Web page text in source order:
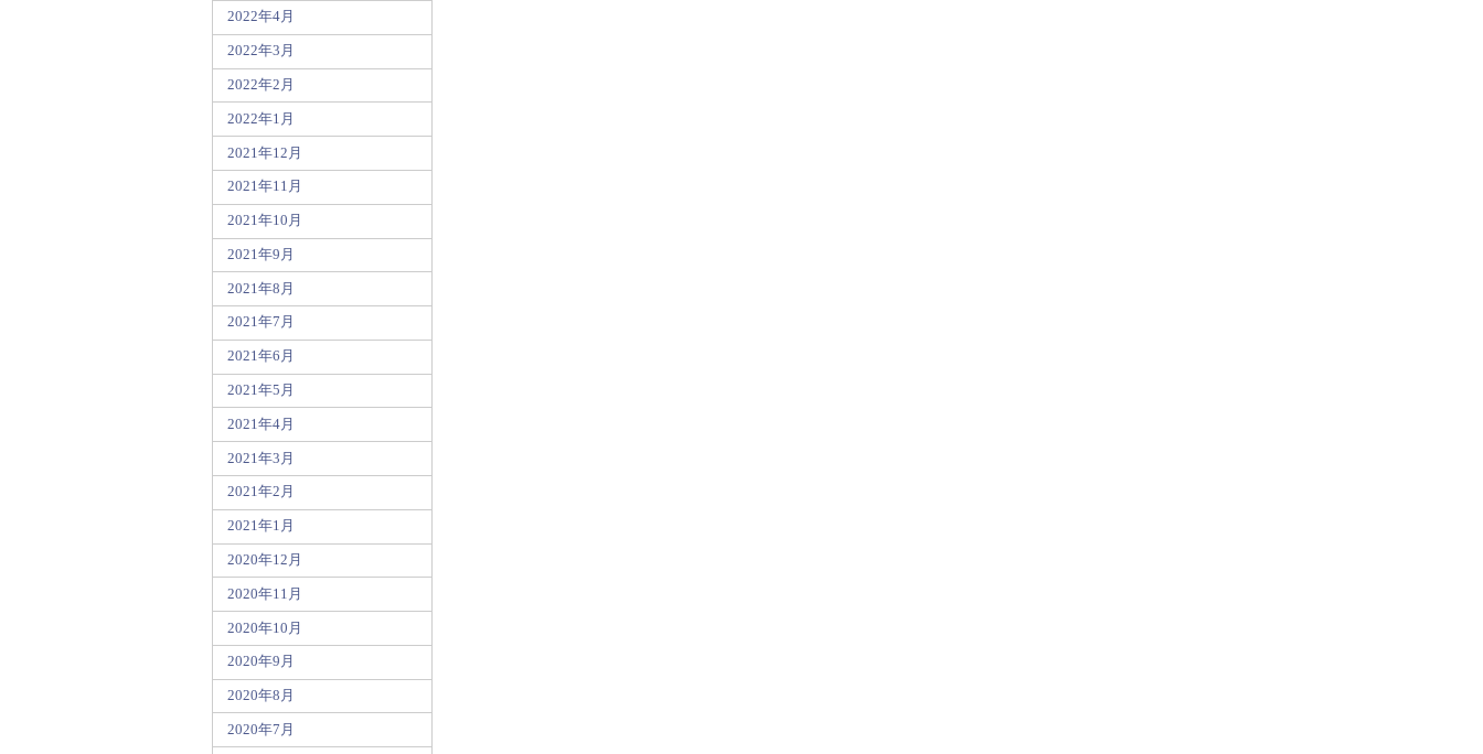
2022年4月
2022年3月
2022年2月
2022年1月
2021年12月
2021年11月
2021年10月
2021年9月
2021年8月
2021年7月
2021年6月
2021年5月
2021年4月
2021年3月
2021年2月
2021年1月
2020年12月
2020年11月
2020年10月
2020年9月
2020年8月
2020年7月